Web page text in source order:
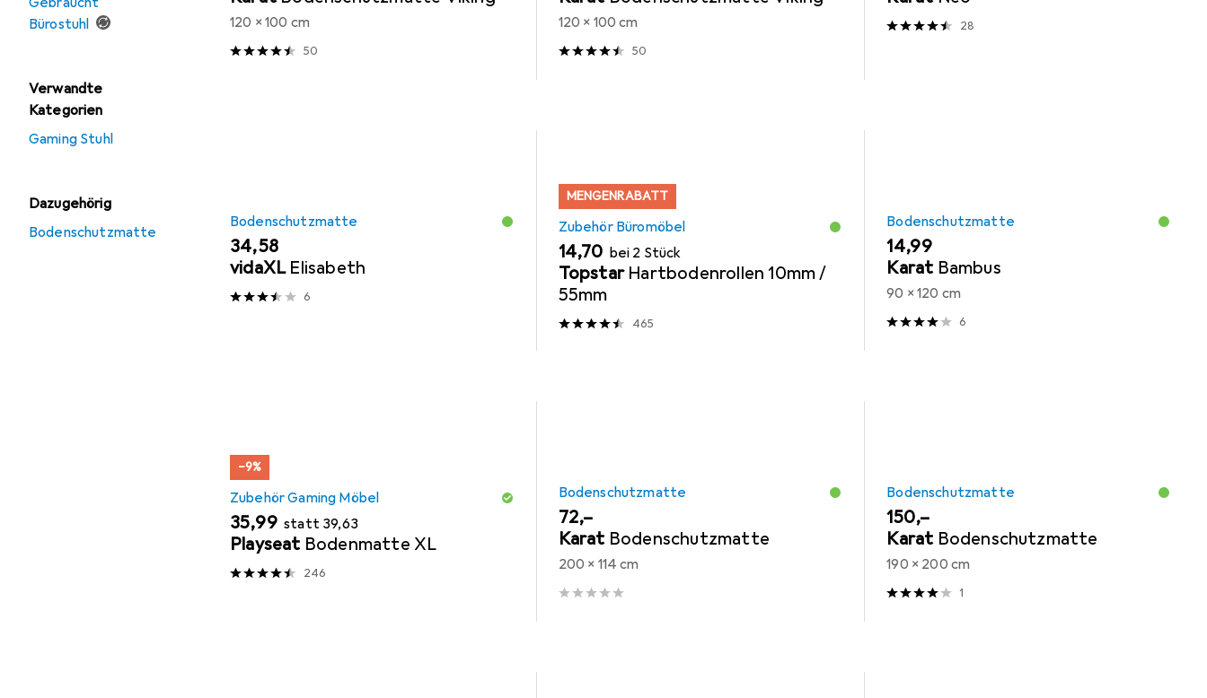
Bürostuhl
Verwandte
Kategorien
Gaming Stuhl
Dazugehörig
Bodenschutzmatte
120 x 100 cm
50
120 x 100 cm
50
28
Bodenschutzmatte
EUR
34,58
vidaXL Elisabeth
6
MENGENRABATT
Zubehör Büromöbel
EUR
14,70 bei 2 Stück
Topstar Hartbodenrollen 10mm /
55mm
465
Bodenschutzmatte
EUR
14,99
Karat Bambus
90 x 120 cm
6
−9%
Zubehör Gaming Möbel
EUR
35,99 statt EUR
39,63
Playseat Bodenmatte XL
246
Bodenschutzmatte
EUR
72,–
Karat Bodenschutzmatte
200 x 114 cm
Bodenschutzmatte
EUR
150,–
Karat Bodenschutzmatte
190 x 200 cm
1